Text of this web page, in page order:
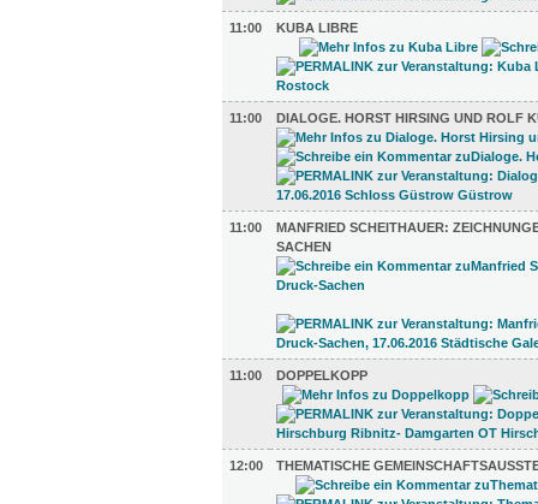
11:00 KUBA LIBRE
11:00 DIALOGE. HORST HIRSING UND ROLF
11:00
MANFRIED SCHEITHAUER:
SACHEN
11:00 DOPPELKOPP
12:00 THEMATISCHE